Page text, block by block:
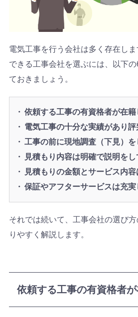
電気工事を行う会社は多く存在し
できる工事会社を選ぶには、以下
ておきましょう。
依頼する工事の有資格者が在
電気工事の十分な実績があり
工事の前に現地調査（下見）
見積もり内容は明確で説明を
見積もりの金額とサービス内
保証やアフターサービスは充
それでは続いて、工事会社の選び
りやすく解説します。
依頼する工事の有資格者